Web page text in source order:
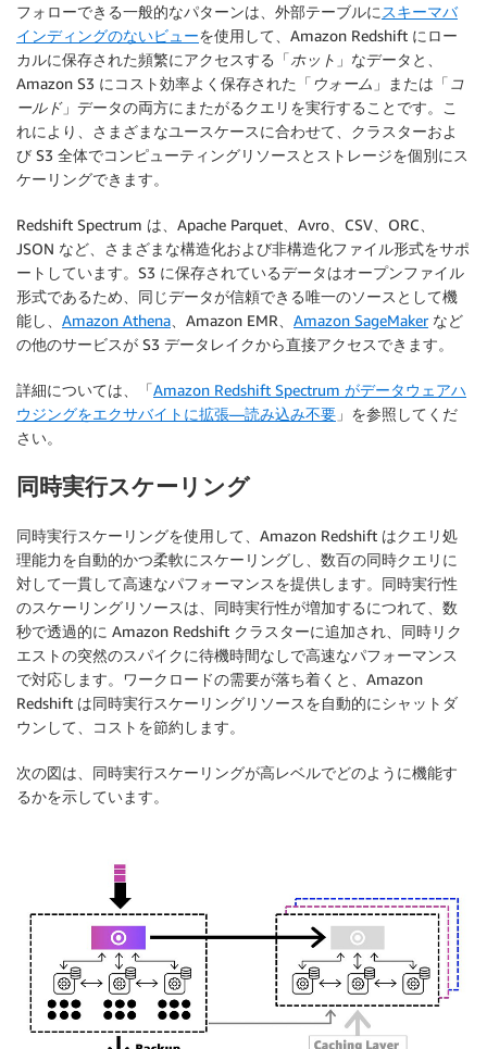
フォローできる一般的なパターンは、外部テーブルに スキーマバ
インディングのないビューを使用して、Amazon Redshift にロー
カルに保存された頻繁にアクセスする「ホット 」なデータと、
Amazon S3 にコスト効率よく保存された「ウォーム 」または「コ
ールド」データの両方にまたがるクエリを実行することです。こ
れにより、さまざまなユースケースに合わせて、クラスターおよ
び S3 全体でコンピューティングリソースとストレージを個別にス
ケーリングできます。
Redshift Spectrum は、Apache Parquet、Avro、CSV、ORC、
JSON など、さまざまな構造化および非構造化ファイル形式をサポ
ートしています。S3 に保存されているデータはオープンファイル
形式であるため、同じデータが信頼できる唯一のソースとして機
能し、 Amazon Athena 、Amazon EMR、 Amazon SageMakerなど
の他のサービスが S3 データレイクから直接アクセスできます。
詳細については、「Amazon Redshift Spectrum がデータウェアハ
ウジングをエクサバイトに拡張—読み込み不要 」を参照してくだ
さい。
同時実行スケーリング
同時実行スケーリングを使用して、Amazon Redshift はクエリ処
理能力を自動的かつ柔軟にスケーリングし、数百の同時クエリに
対して一貫して高速なパフォーマンスを提供します。同時実行性
のスケーリングリソースは、同時実行性が増加するにつれて、数
秒で透過的に Amazon Redshift クラスターに追加され、同時リク
エストの突然のスパイクに待機時間なしで高速なパフォーマンス
で対応します。ワークロードの需要が落ち着くと、Amazon
Redshift は同時実行スケーリングリソースを自動的にシャットダ
ウンして、コストを節約します。
次の図は、同時実行スケーリングが高レベルでどのように機能す
るかを示しています。